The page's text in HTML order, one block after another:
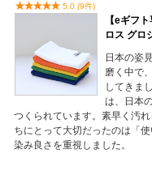
5.0 (9件)
【eギフ
ロス グロ
日本の姿
磨く中で
してきま
は、日本
つくられています。素早く汚
ちにとって大切だったのは「
染み良さを重視しました。